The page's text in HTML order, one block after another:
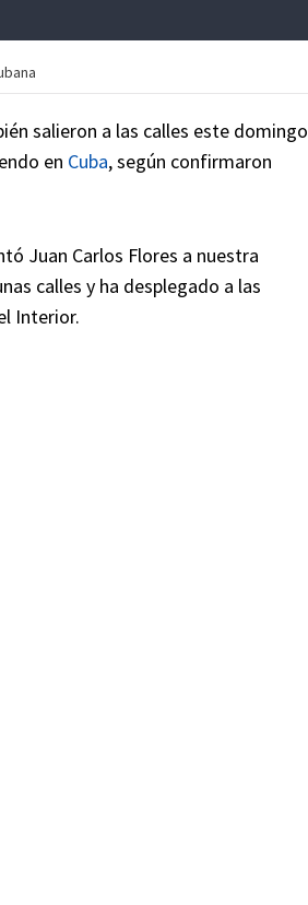
salieron a las calles este domingo
en Cuba, según confirmaron
Juan Carlos Flores a nuestra
calles y ha desplegado a las
Interior.